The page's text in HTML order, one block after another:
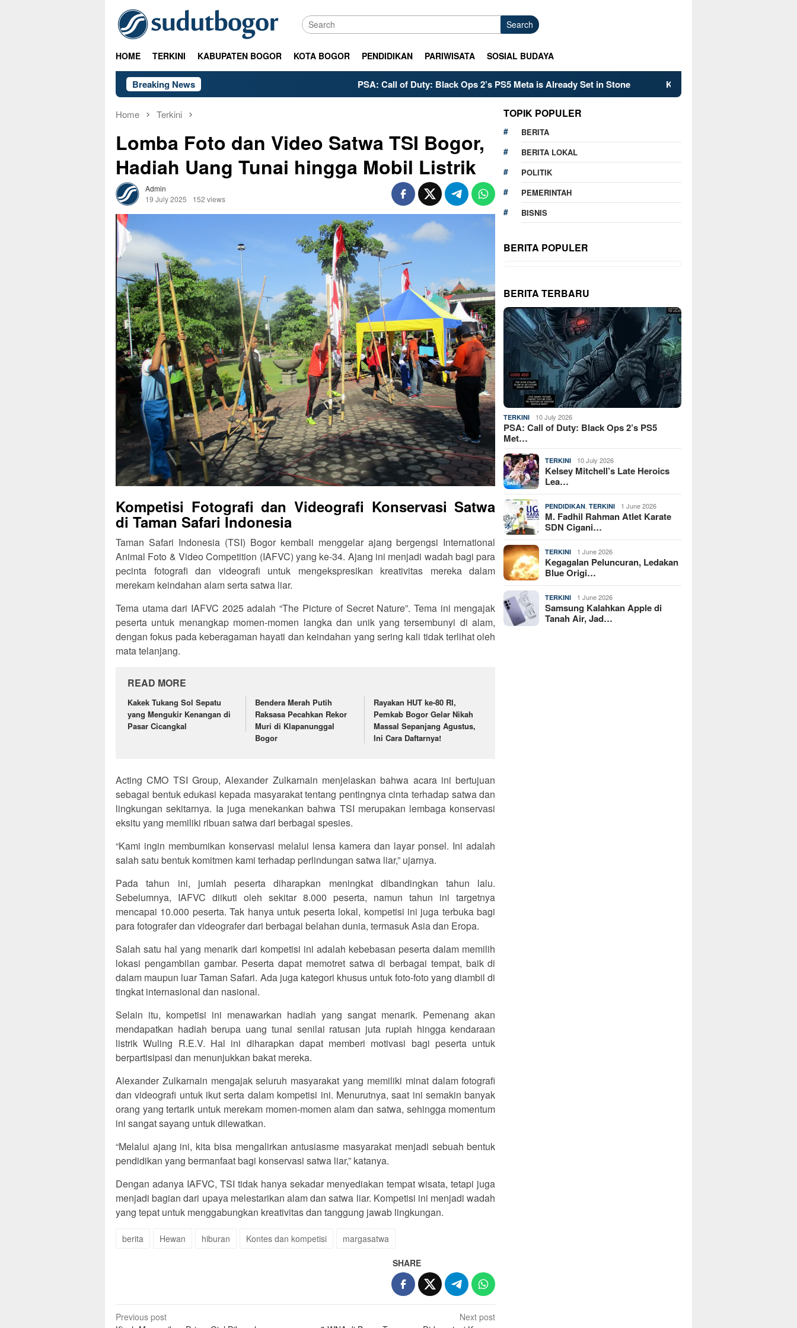
content
Search
HOME TERKINI KABUPATEN BOGOR KOTA BOGOR PENDIDIKAN PARIWISATA SOSIAL BUDAYA
Breaking News PSA: Call of Duty: Black Ops 2’s PS5 Meta is Already Set in Stone Kelsey Mitchell’s Late Heroics Lead
Home Terkini
Lomba Foto dan Video Satwa TSI Bogor,
Hadiah Uang Tunai hingga Mobil Listrik
Admin
19 July 2025
152 views
Kompetisi Fotografi dan Videografi Konservasi Satwa
di Taman Safari Indonesia
Taman Safari Indonesia (TSI) Bogor kembali menggelar ajang bergengsi International
Animal Foto & Video Competition (IAFVC) yang ke-34. Ajang ini menjadi wadah bagi para
pecinta fotografi dan videografi untuk mengekspresikan kreativitas mereka dalam
merekam keindahan alam serta satwa liar.
Tema utama dari IAFVC 2025 adalah “The Picture of Secret Nature”. Tema ini mengajak
peserta untuk menangkap momen-momen langka dan unik yang tersembunyi di alam,
dengan fokus pada keberagaman hayati dan keindahan yang sering kali tidak terlihat oleh
mata telanjang.
READ MORE
Kakek Tukang Sol Sepatu
yang Mengukir Kenangan di
Pasar Cicangkal
Bendera Merah Putih
Raksasa Pecahkan Rekor
Muri di Klapanunggal
Bogor
Rayakan HUT ke-80 RI,
Pemkab Bogor Gelar Nikah
Massal Sepanjang Agustus,
Ini Cara Daftarnya!
Acting CMO TSI Group, Alexander Zulkarnain menjelaskan bahwa acara ini bertujuan
sebagai bentuk edukasi kepada masyarakat tentang pentingnya cinta terhadap satwa dan
lingkungan sekitarnya. Ia juga menekankan bahwa TSI merupakan lembaga konservasi
eksitu yang memiliki ribuan satwa dari berbagai spesies.
“Kami ingin membumikan konservasi melalui lensa kamera dan layar ponsel. Ini adalah
salah satu bentuk komitmen kami terhadap perlindungan satwa liar,” ujarnya.
Pada tahun ini, jumlah peserta diharapkan meningkat dibandingkan tahun lalu.
Sebelumnya, IAFVC diikuti oleh sekitar 8.000 peserta, namun tahun ini targetnya
mencapai 10.000 peserta. Tak hanya untuk peserta lokal, kompetisi ini juga terbuka bagi
para fotografer dan videografer dari berbagai belahan dunia, termasuk Asia dan Eropa.
Salah satu hal yang menarik dari kompetisi ini adalah kebebasan peserta dalam memilih
lokasi pengambilan gambar. Peserta dapat memotret satwa di berbagai tempat, baik di
dalam maupun luar Taman Safari. Ada juga kategori khusus untuk foto-foto yang diambil di
tingkat internasional dan nasional.
Selain itu, kompetisi ini menawarkan hadiah yang sangat menarik. Pemenang akan
mendapatkan hadiah berupa uang tunai senilai ratusan juta rupiah hingga kendaraan
listrik Wuling R.E.V. Hal ini diharapkan dapat memberi motivasi bagi peserta untuk
berpartisipasi dan menunjukkan bakat mereka.
Alexander Zulkarnain mengajak seluruh masyarakat yang memiliki minat dalam fotografi
dan videografi untuk ikut serta dalam kompetisi ini. Menurutnya, saat ini semakin banyak
orang yang tertarik untuk merekam momen-momen alam dan satwa, sehingga momentum
ini sangat sayang untuk dilewatkan.
“Melalui ajang ini, kita bisa mengalirkan antusiasme masyarakat menjadi sebuah bentuk
pendidikan yang bermanfaat bagi konservasi satwa liar,” katanya.
Dengan adanya IAFVC, TSI tidak hanya sekadar menyediakan tempat wisata, tetapi juga
menjadi bagian dari upaya melestarikan alam dan satwa liar. Kompetisi ini menjadi wadah
yang tepat untuk menggabungkan kreativitas dan tanggung jawab lingkungan.
berita Hewan hiburan Kontes dan kompetisi margasatwa
SHARE
Post
Previous post
Next post
TOPIK POPULER
BERITA
BERITA LOKAL
POLITIK
PEMERINTAH
BISNIS
BERITA POPULER
BERITA TERBARU
TERKINI 10 July 2026
PSA: Call of Duty: Black Ops 2’s PS5
Met…
TERKINI 10 July 2026
Kelsey Mitchell’s Late Heroics
Lea…
PENDIDIKAN ,TERKINI 1 June 2026
M. Fadhil Rahman Atlet Karate
SDN Cigani…
TERKINI 1 June 2026
Kegagalan Peluncuran, Ledakan
Blue Origi…
TERKINI 1 June 2026
Samsung Kalahkan Apple di
Tanah Air, Jad…